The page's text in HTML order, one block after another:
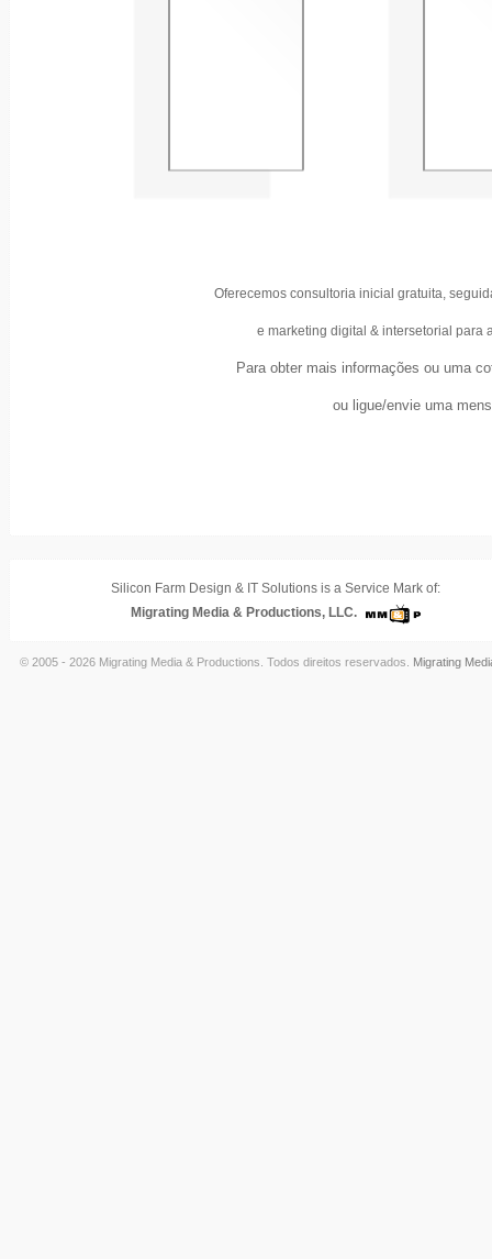
Oferecemos consultoria inicial gratuita,
e marketing digital & intersetorial para
Para obter mais informações ou uma
ou ligue/envie uma
Silicon Farm Design & IT Solutions is a Service Mark of:
Migrating Media & Productions, LLC.
© 2005 - 2026 Migrating Media & Productions. Todos direitos reservados. Migrating